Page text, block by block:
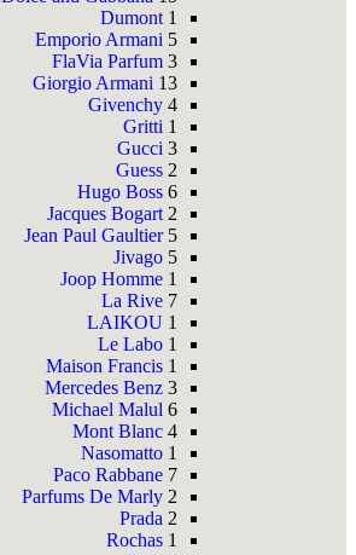
Dumont 1
Emporio Armani 5
FlaVia Parfum 3
Giorgio Armani 13
Givenchy 4
Gritti 1
Gucci 3
Guess 2
Hugo Boss 6
Jacques Bogart 2
Jean Paul Gaultier 5
Jivago 5
Joop Homme 1
La Rive 7
LAIKOU 1
Le Labo 1
Maison Francis 1
Mercedes Benz 3
Michael Malul 6
Mont Blanc 4
Nasomatto 1
Paco Rabbane 7
Parfums De Marly 2
Prada 2
Rochas 1